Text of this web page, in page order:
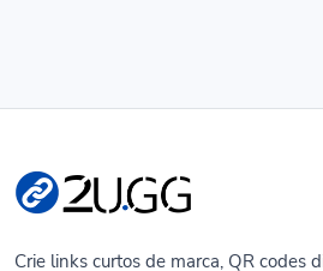
Crie links curtos de marca, QR codes